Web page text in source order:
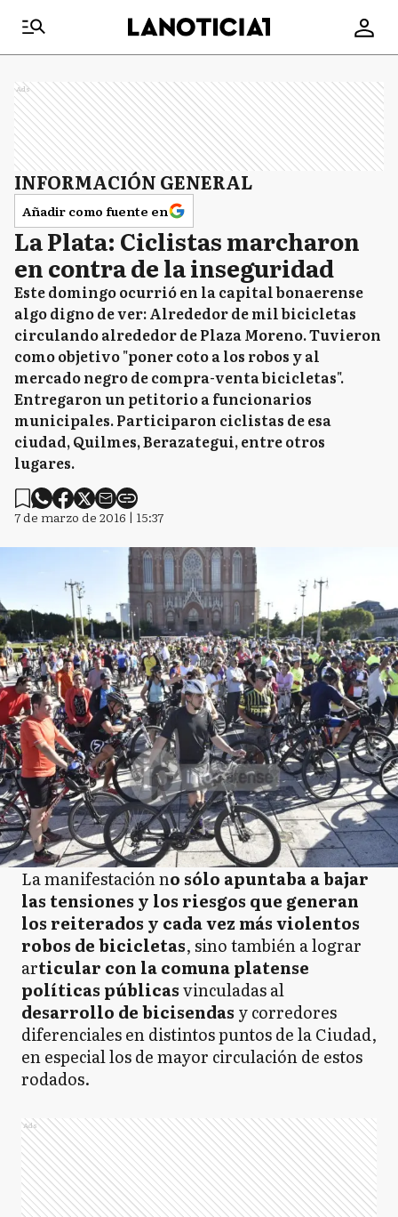
Ads
INFORMACIÓN GENERAL
Añadir como fuente en
La Plata: Ciclistas marcharon
en contra de la inseguridad
Este domingo ocurrió en la capital bonaerense
algo digno de ver: Alrededor de mil bicicletas
circulando alrededor de Plaza Moreno. Tuvieron
como objetivo "poner coto a los robos y al
mercado negro de compra-venta bicicletas".
Entregaron un petitorio a funcionarios
municipales. Participaron ciclistas de esa
ciudad, Quilmes, Berazategui, entre otros
lugares.
7 de marzo de 2016 | 15:37
La manifestación no sólo apuntaba a bajar
las tensiones y los riesgos que generan
los reiterados y cada vez más violentos
robos de bicicletas, sino también a lograr
articular con la comuna platense
políticas públicasvinculadas al
desarrollo de bicisendas y corredores
diferenciales en distintos puntos de la Ciudad,
en especial los de mayor circulación de estos
rodados.
Ads